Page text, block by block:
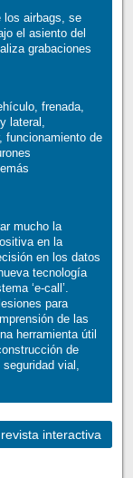
los airbags, se
el asiento del
grabaciones
frenada,
lateral,
funcionamiento de
mucho la
en la
en los datos
tecnología
‘e-call’.
para
de las
herramienta útil
de
vial,
interactiva